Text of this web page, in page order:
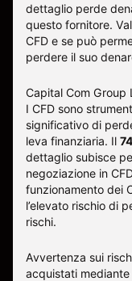
dettaglio perde
questo fornitore.
CFD e se può
perdere il suo
Capital Com Group
I CFD sono
significativo di
leva finanziaria. Il
dettaglio subisce
negoziazione in
funzionamento dei
l’elevato rischio di
rischi.
Avvertenza sui
acquistati